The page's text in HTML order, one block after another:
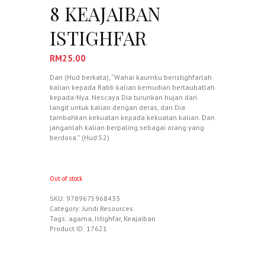
8 KEAJAIBAN
ISTIGHFAR
RM25.00
Dan (Hud berkata), “Wahai kaumku beristighfarlah
kalian kepada Rabb kalian kemudian bertaubatlah
kepada-Nya. Nescaya Dia turunkan hujan dari
langit untuk kalian dengan deras, dan Dia
tambahkan kekuatan kepada kekuatan kalian. Dan
janganlah kalian berpaling sebagai orang yang
berdosa.” (Hud:52)
Out of stock
SKU: 9789675968433
Category:Jundi Resources
Tags: agama, Istighfar, Keajaiban
Product ID: 17621